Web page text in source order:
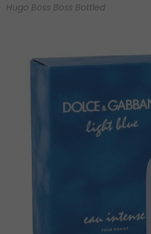
Hugo Boss Boss Bottled